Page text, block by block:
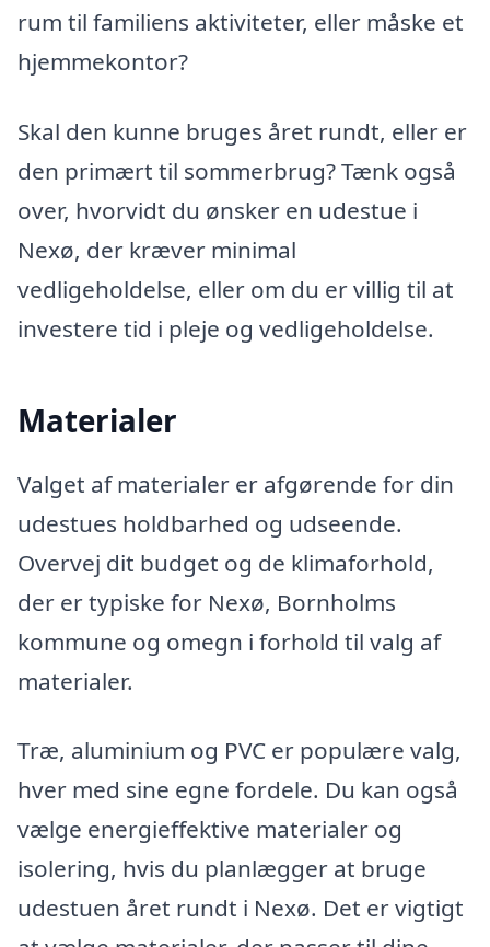
rum til familiens aktiviteter, eller måske et
hjemmekontor?
Skal den kunne bruges året rundt, eller er
den primært til sommerbrug? Tænk også
over, hvorvidt du ønsker en udestue i
Nexø, der kræver minimal
vedligeholdelse, eller om du er villig til at
investere tid i pleje og vedligeholdelse.
Materialer
Valget af materialer er afgørende for din
udestues holdbarhed og udseende.
Overvej dit budget og de klimaforhold,
der er typiske for Nexø, Bornholms
kommune og omegn i forhold til valg af
materialer.
Træ, aluminium og PVC er populære valg,
hver med sine egne fordele. Du kan også
vælge energieffektive materialer og
isolering, hvis du planlægger at bruge
udestuen året rundt i Nexø. Det er vigtigt